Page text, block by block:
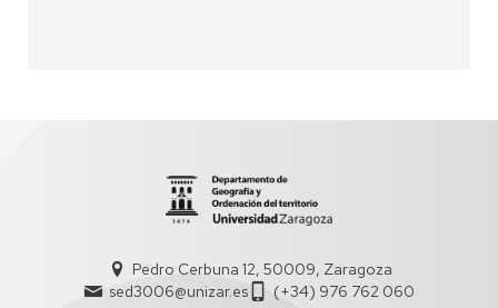
Pedro Cerbuna 12, 50009, Zaragoza
sed3006@unizar.es
(+34) 976 762 060